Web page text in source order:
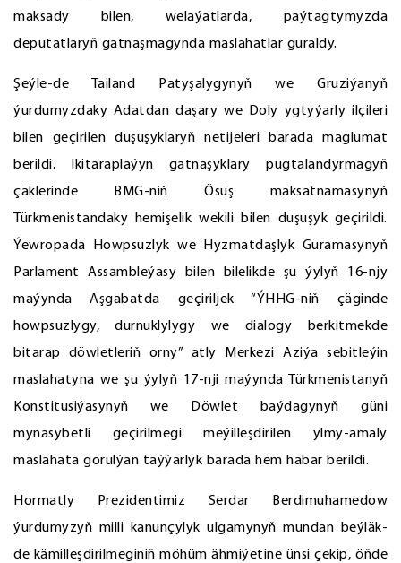
maksady bilen, welaýatlarda, paýtagtymyzda
deputatlaryň gatnaşmagynda maslahatlar guraldy.
Şeýle-de Tailand Patyşalygynyň we Gruziýanyň
ýurdumyzdaky Adatdan daşary we Doly ygtyýarly ilçileri
bilen geçirilen duşuşyklaryň netijeleri barada maglumat
berildi. Ikitaraplaýyn gatnaşyklary pugtalandyrmagyň
çäklerinde BMG-niň Ösüş maksatnamasynyň
Türkmenistandaky hemişelik wekili bilen duşuşyk geçirildi.
Ýewropada Howpsuzlyk we Hyzmatdaşlyk Guramasynyň
Parlament Assambleýasy bilen bilelikde şu ýylyň 16-njy
maýynda Aşgabatda geçiriljek “ÝHHG-niň çäginde
howpsuzlygy, durnuklylygy we dialogy berkitmekde
bitarap döwletleriň orny” atly Merkezi Aziýa sebitleýin
maslahatyna we şu ýylyň 17-nji maýynda Türkmenistanyň
Konstitusiýasynyň we Döwlet baýdagynyň güni
mynasybetli geçirilmegi meýilleşdirilen ylmy-amaly
maslahata görülýän taýýarlyk barada hem habar berildi.
Hormatly Prezidentimiz Serdar Berdimuhamedow
ýurdumyzyň milli kanunçylyk ulgamynyň mundan beýläk-
de kämilleşdirilmeginiň möhüm ähmiýetine ünsi çekip, öňde